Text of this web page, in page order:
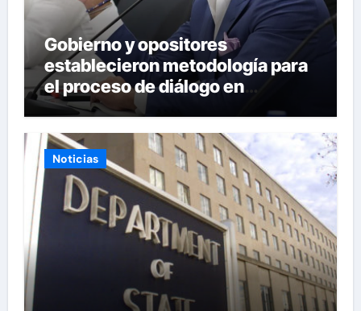
Gobierno y opositores
establecieron metodología para
el proceso de diálogo en
Venezuela
Noticias